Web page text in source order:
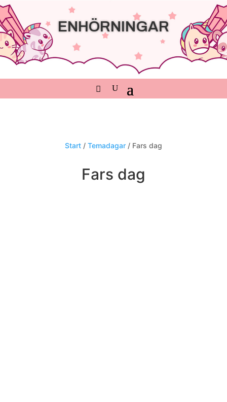
ENHÖRNINGAR
Start/ Temadagar/ Fars dag
Fars dag